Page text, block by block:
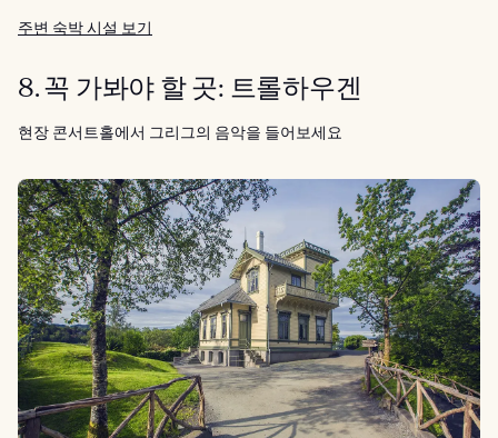
주변 숙박 시설 보기
8. 꼭 가봐야 할 곳: 트롤하우겐
현장 콘서트홀에서 그리그의 음악을 들어보세요